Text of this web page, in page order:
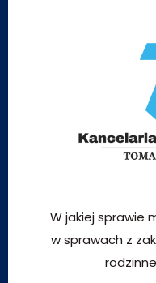
W jakiej sprawie
w sprawach z